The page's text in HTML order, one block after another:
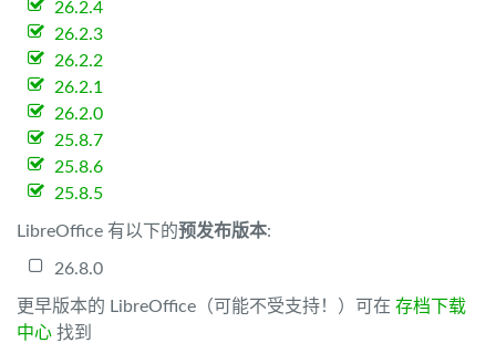
26.2.4
26.2.3
26.2.2
26.2.1
26.2.0
25.8.7
25.8.6
25.8.5
LibreOffice 有以下的预发布版本:
26.8.0
更早版本的 LibreOffice（可能不受支持！）可在 存档下载
中心 找到